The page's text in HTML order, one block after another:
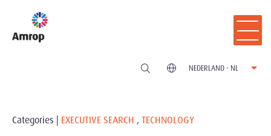
NEDERLAND - NL
Categories | EXECUTIVE SEARCH , TECHNOLOGY